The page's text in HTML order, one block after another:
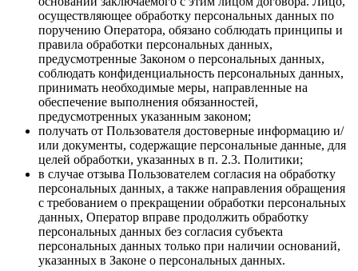
осуществляющее обработку персональных данных по
поручению Оператора, обязано соблюдать принципы и
правила обработки персональных данных,
предусмотренные Законом о персональных данных,
соблюдать конфиденциальность персональных данных,
принимать необходимые меры, направленные на
обеспечение выполнения обязанностей,
предусмотренных указанным законом;
получать от Пользователя достоверные информацию и/
или документы, содержащие персональные данные, для
целей обработки, указанных в п. 2.3. Политики;
в случае отзыва Пользователем согласия на обработку
персональных данных, а также направления обращения
с требованием о прекращении обработки персональных
данных, Оператор вправе продолжить обработку
персональных данных без согласия субъекта
персональных данных только при наличии оснований,
указанных в Законе о персональных данных.